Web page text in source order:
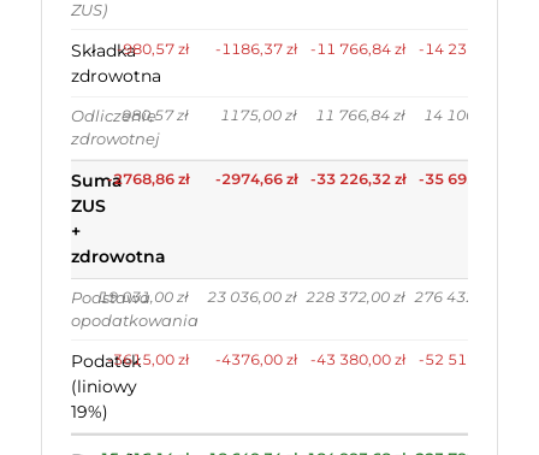
ZUS)
Składka
zdrowotna
-980,57 zł -1186,37 zł -11 766,84 zł -14 236,44 zł
Odliczenie
zdrowotnej
980,57 zł 1175,00 zł 11 766,84 zł 14 100,00 zł
Suma
ZUS
+
zdrowotna
-2768,86 zł -2974,66 zł -33 226,32 zł -35 695,92 zł
Podstawa
opodatkowania
19 031,00 zł 23 036,00 zł 228 372,00 zł 276 432,00 zł
Podatek
(liniowy
19%)
-3615,00 zł -4376,00 zł -43 380,00 zł -52 512,00 zł